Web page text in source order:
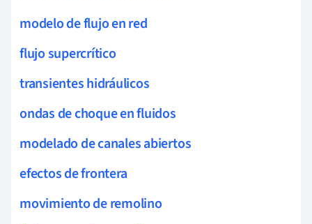
modelo de flujo en red
flujo supercrítico
transientes hidráulicos
ondas de choque en fluidos
modelado de canales abiertos
efectos de frontera
movimiento de remolino